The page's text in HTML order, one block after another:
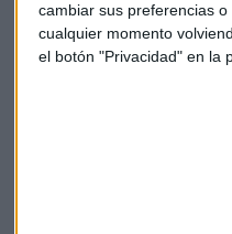
cambiar sus preferencias
cualquier momento
el botón "Privacidad" en la
Suscríbete a
Te enviaremos las